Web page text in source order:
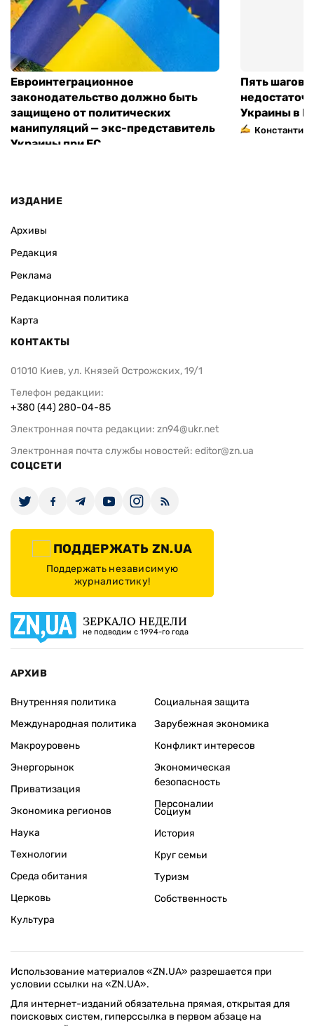
Евроинтеграционное
законодательство должно быть
защищено от политических
манипуляций — экс-представитель
Украины при ЕС
Пять шагов
Украины в
Константин
ИЗДАНИЕ
Архивы
Редакция
Реклама
Редакционная политика
Карта
КОНТАКТЫ
01010 Киев, ул. Князей Острожских, 19/1
Телефон редакции:
+380 (44) 280-04-85
Электронная почта редакции: zn94@ukr.net
Электронная почта службы новостей: editor@zn.ua
СОЦСЕТИ
ПОДДЕРЖАТЬ ZN.UA
Поддержать независимую
журналистику!
ЗЕРКАЛО НЕДЕЛИ
не подводим с 1994-го года
АРХИВ
Внутренняя политика
Международная политика
Макроуровень
Энергорынок
Приватизация
Экономика регионов
Социальная защита
Зарубежная экономика
Конфликт интересов
Экономическая
безопасность
Персоналии
Наука
Технологии
Среда обитания
Церковь
Культура
Социум
История
Круг семьи
Туризм
Собственность
Использование материалов «ZN.UA» разрешается при
условии ссылки на «ZN.UA».
Для интернет-изданий обязательна прямая, открытая для
поисковых систем, гиперссылка в первом абзаце на